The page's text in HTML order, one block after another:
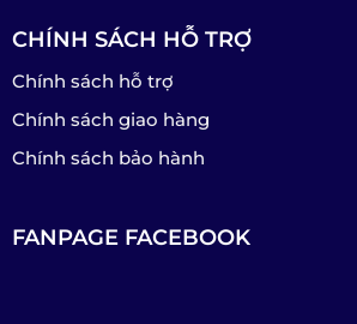
CHÍNH SÁCH HỖ TRỢ
Chính sách hỗ trợ
Chính sách giao hàng
Chính sách bảo hành
FANPAGE FACEBOOK